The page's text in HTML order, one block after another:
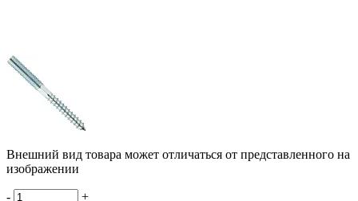
Внешний вид товара может отличаться от представленного на
изображении
- +